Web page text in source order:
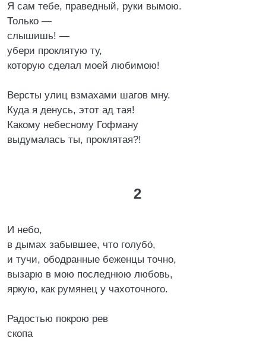
Я сам тебе, праведный, руки вымою.
Только —
слышишь! —
убери проклятую ту,
которую сделал моей любимою!
Версты улиц взмахами шагов мну.
Куда я денусь, этот ад тая!
Какому небесному Гофману
выдумалась ты, проклятая?!
2
И небо,
в дымах забывшее, что голубо́,
и тучи, ободранные беженцы точно,
вызарю в мою последнюю любовь,
яркую, как румянец у чахоточного.
Радостью покрою рев
скопа